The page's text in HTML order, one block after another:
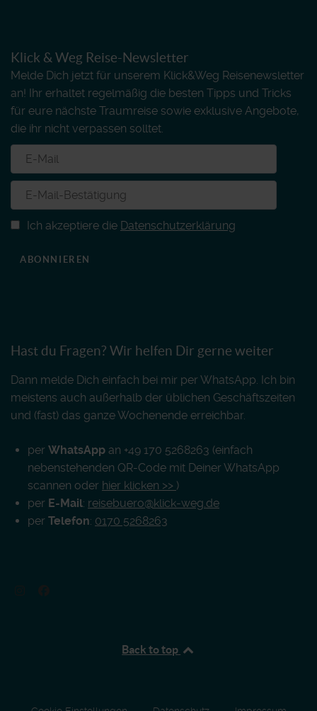
Klick & Weg Reise-Newsletter
Melde Dich jetzt für unserem Klick&Weg Reisenewsletter
an! Ihr erhaltet regelmäßig die besten Tipps und Tricks
für eure nächste Traumreise sowie exklusive Angebote,
die ihr nicht verpassen solltet.
Ich akzeptiere die Datenschutzerklärung
ABONNIEREN
Hast du Fragen? Wir helfen Dir gerne weiter
Dann melde Dich einfach bei mir per WhatsApp. Ich bin
meistens auch außerhalb der üblichen Geschäftszeiten
und (fast) das ganze Wochenende erreichbar.
per WhatsApp an +49 170 5268263 (einfach
nebenstehenden QR-Code mit Deiner WhatsApp
scannen oder hier klicken >> )
per E-Mail: reisebuero@klick-weg.de
per Telefon: 0170 5268263
Back to top